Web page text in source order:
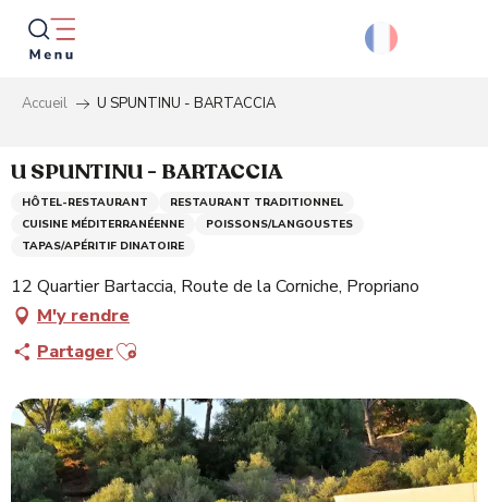
Aller
contenu
principal
Accueil U SPUNTINU - BARTACCIA
U SPUNTINU - BARTACCIA
HÔTEL-RESTAURANT
RESTAURANT TRADITIONNEL
CUISINE MÉDITERRANÉENNE
POISSONS/LANGOUSTES
TAPAS/APÉRITIF DINATOIRE
12 Quartier Bartaccia, Route de la Corniche, Propriano
M'y rendre
PartagerAjouter aux favoris